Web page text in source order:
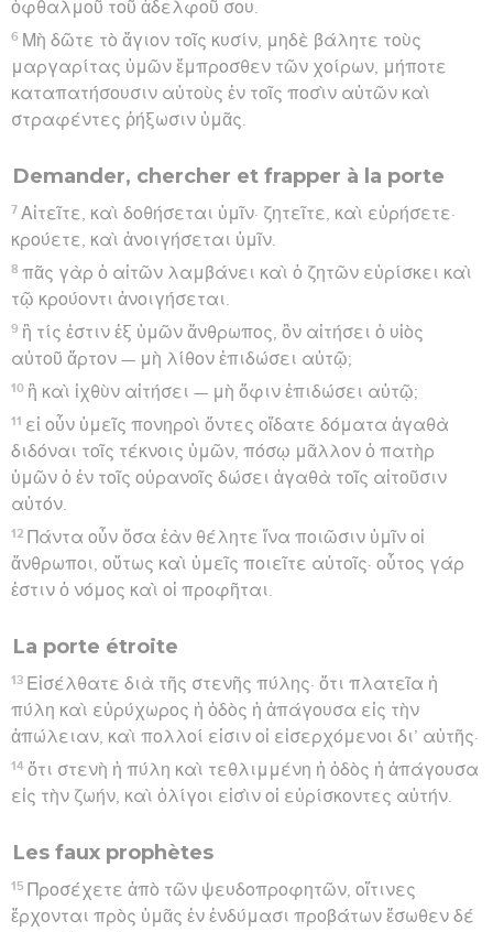
ὀφθαλμοῦ τοῦ ἀδελφοῦ σου.
6 Μὴ δῶτε τὸ ἅγιον τοῖς κυσίν, μηδὲ βάλητε τοὺς
μαργαρίτας ὑμῶν ἔμπροσθεν τῶν χοίρων, μήποτε
καταπατήσουσιν αὐτοὺς ἐν τοῖς ποσὶν αὐτῶν καὶ
στραφέντες ῥήξωσιν ὑμᾶς.
Demander, chercher et frapper à la porte
7 Αἰτεῖτε, καὶ δοθήσεται ὑμῖν· ζητεῖτε, καὶ εὑρήσετε·
κρούετε, καὶ ἀνοιγήσεται ὑμῖν.
8 πᾶς γὰρ ὁ αἰτῶν λαμβάνει καὶ ὁ ζητῶν εὑρίσκει καὶ
τῷ κρούοντι ἀνοιγήσεται.
9 ἢ τίς ἐστιν ἐξ ὑμῶν ἄνθρωπος, ὃν αἰτήσει ὁ υἱὸς
αὐτοῦ ἄρτον — μὴ λίθον ἐπιδώσει αὐτῷ;
10 ἢ καὶ ἰχθὺν αἰτήσει — μὴ ὄφιν ἐπιδώσει αὐτῷ;
11 εἰ οὖν ὑμεῖς πονηροὶ ὄντες οἴδατε δόματα ἀγαθὰ
διδόναι τοῖς τέκνοις ὑμῶν, πόσῳ μᾶλλον ὁ πατὴρ
ὑμῶν ὁ ἐν τοῖς οὐρανοῖς δώσει ἀγαθὰ τοῖς αἰτοῦσιν
αὐτόν.
12 Πάντα οὖν ὅσα ἐὰν θέλητε ἵνα ποιῶσιν ὑμῖν οἱ
ἄνθρωποι, οὕτως καὶ ὑμεῖς ποιεῖτε αὐτοῖς· οὗτος γάρ
ἐστιν ὁ νόμος καὶ οἱ προφῆται.
La porte étroite
13 Εἰσέλθατε διὰ τῆς στενῆς πύλης· ὅτι πλατεῖα ἡ
πύλη καὶ εὐρύχωρος ἡ ὁδὸς ἡ ἀπάγουσα εἰς τὴν
ἀπώλειαν, καὶ πολλοί εἰσιν οἱ εἰσερχόμενοι δι’ αὐτῆς·
14 ὅτι στενὴ ἡ πύλη καὶ τεθλιμμένη ἡ ὁδὸς ἡ ἀπάγουσα
εἰς τὴν ζωήν, καὶ ὀλίγοι εἰσὶν οἱ εὑρίσκοντες αὐτήν.
Les faux prophètes
15 Προσέχετε ἀπὸ τῶν ψευδοπροφητῶν, οἵτινες
ἔρχονται πρὸς ὑμᾶς ἐν ἐνδύμασι προβάτων ἔσωθεν δέ